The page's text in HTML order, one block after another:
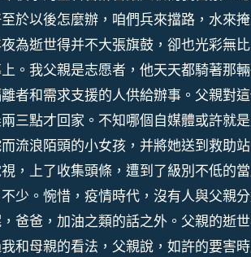
於以後怎麼辦，咱們兵來擋路，水來
為逝世得并不大張旗鼓，卻也光彩無
。我父親是志愿者，他天天都騎著那
者和需求支援的人供給辦事。父親對
三點才回家。不知哪個自媒體或許就
流浪陌頭的小女孩，并將她送到救助
，上了收集頭條，遭到了級別不低的
少。惋惜，疫情時代，沒有人與父親
爸爸，加油之類的話之外。父親的逝
和母親的看法，父親說，如許的要害